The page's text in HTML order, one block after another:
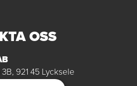
OSS
921 45 Lycksele